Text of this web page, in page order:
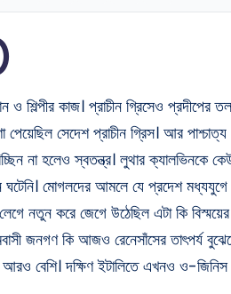
ও শিল্পীর কাজ। প্রাচীন গ্রিসেও
পেয়েছিল সেদেশ প্রাচীন গ্রিস। আর
না হলেও স্বতন্ত্র। লুথার ক্যালভিনকে
ঘটেনি। মোগলদের আমলে যে প্রদেশ
নতুন করে জেগে উঠেছিল এটা কি
জনগণ কি আজও রেনেসাঁসের তাৎপর্য
বেশি। দক্ষিণ ইটালিতে এখনও ও-জিনিস